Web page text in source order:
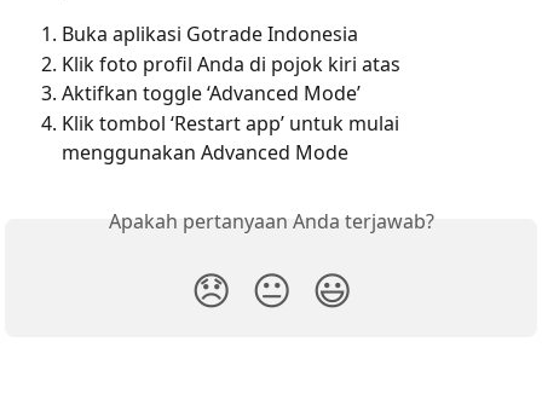
Buka aplikasi Gotrade Indonesia
Klik foto profil Anda di pojok kiri atas
Aktifkan toggle ‘Advanced Mode’
Klik tombol ‘Restart app’ untuk mulai
menggunakan Advanced Mode
Apakah pertanyaan Anda terjawab?
😞 😐 😃